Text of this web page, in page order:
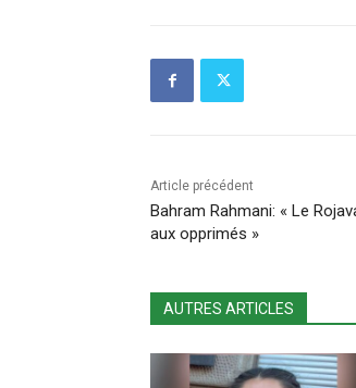
Article précédent
Bahram Rahmani: « Le
aux opprimés »
AUTRES ARTICLES